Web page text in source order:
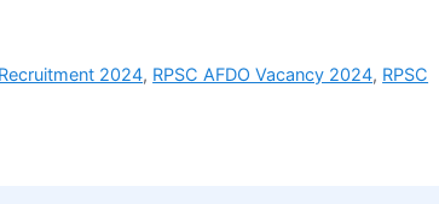
2024, RPSC AFDO Vacancy 2024, RPSC